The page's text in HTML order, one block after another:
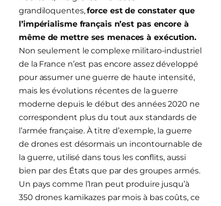
grandiloquentes,force est de constater que
l’impérialisme français n’est pas encore à
même de mettre ses menaces à exécution.
Non seulement le complexe militaro-industriel
de la France n’est pas encore assez développé
pour assumer une guerre de haute intensité,
mais les évolutions récentes de la guerre
moderne depuis le début des années 2020 ne
correspondent plus du tout aux standards de
l’armée française. À titre d’exemple, la guerre
de drones est désormais un incontournable de
la guerre, utilisé dans tous les conflits, aussi
bien par des États que par des groupes armés.
Un pays comme l’Iran peut produire jusqu’à
350 drones kamikazes par mois à bas coûts, ce